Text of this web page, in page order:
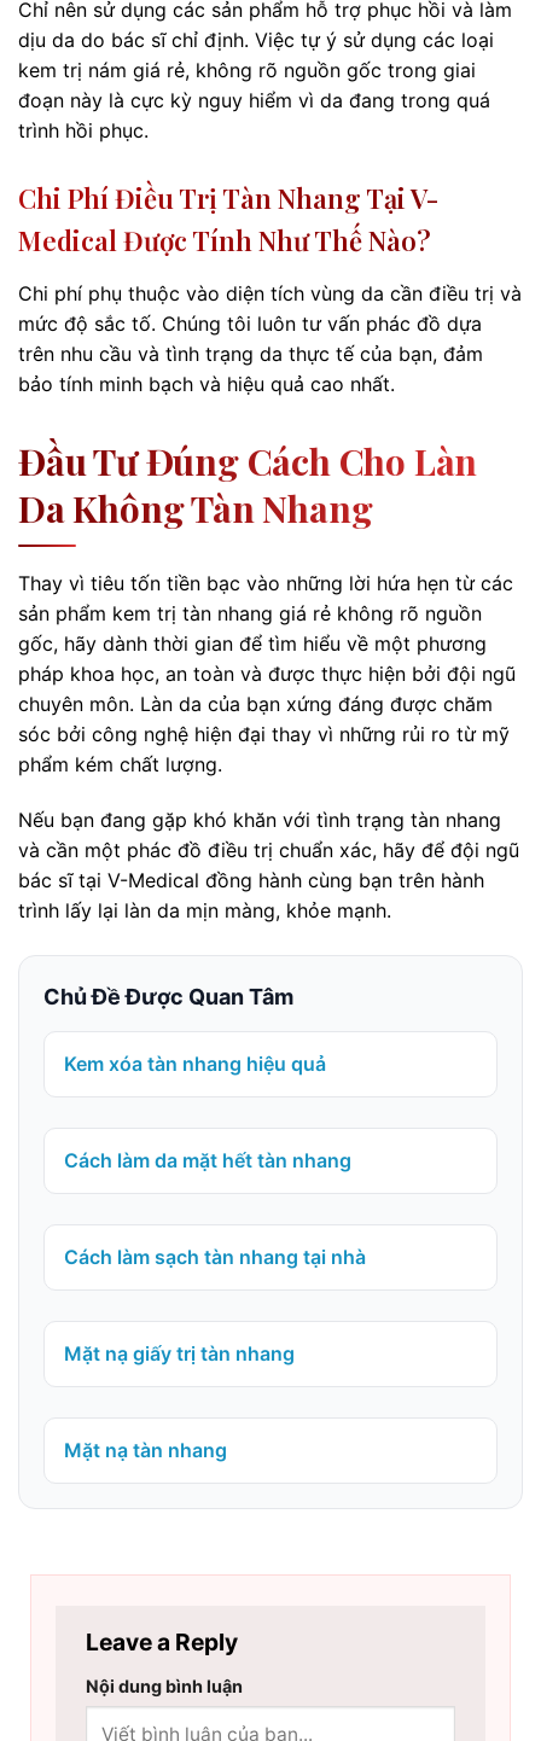
Chỉ nên sử dụng các sản phẩm hỗ trợ phục hồi và làm
dịu da do bác sĩ chỉ định. Việc tự ý sử dụng các loại
kem trị nám giá rẻ, không rõ nguồn gốc trong giai
đoạn này là cực kỳ nguy hiểm vì da đang trong quá
trình hồi phục.
Chi Phí Điều Trị Tàn Nhang Tại V-
Medical Được Tính Như Thế Nào?
Chi phí phụ thuộc vào diện tích vùng da cần điều trị và
mức độ sắc tố. Chúng tôi luôn tư vấn phác đồ dựa
trên nhu cầu và tình trạng da thực tế của bạn, đảm
bảo tính minh bạch và hiệu quả cao nhất.
Đầu Tư Đúng Cách Cho Làn
Da Không Tàn Nhang
Thay vì tiêu tốn tiền bạc vào những lời hứa hẹn từ các
sản phẩm kem trị tàn nhang giá rẻ không rõ nguồn
gốc, hãy dành thời gian để tìm hiểu về một phương
pháp khoa học, an toàn và được thực hiện bởi đội ngũ
chuyên môn. Làn da của bạn xứng đáng được chăm
sóc bởi công nghệ hiện đại thay vì những rủi ro từ mỹ
phẩm kém chất lượng.
Nếu bạn đang gặp khó khăn với tình trạng tàn nhang
và cần một phác đồ điều trị chuẩn xác, hãy để đội ngũ
bác sĩ tại V-Medical đồng hành cùng bạn trên hành
trình lấy lại làn da mịn màng, khỏe mạnh.
Chủ Đề Được Quan Tâm
Kem xóa tàn nhang hiệu quả
Cách làm da mặt hết tàn nhang
Cách làm sạch tàn nhang tại nhà
Mặt nạ giấy trị tàn nhang
Mặt nạ tàn nhang
Leave a Reply
Nội dung bình luận